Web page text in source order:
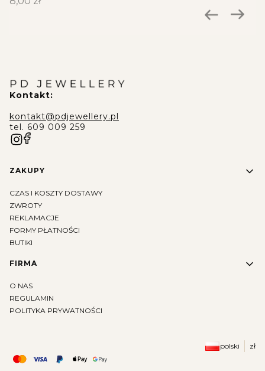
Kontakt:
kontakt@pdjewellery.pl
tel. 609 009 259
Linki w stopce
ZAKUPY
CZAS I KOSZTY DOSTAWY
ZWROTY
REKLAMACJE
FORMY PŁATNOŚCI
BUTIKI
FIRMA
O NAS
REGULAMIN
POLITYKA PRYWATNOŚCI
polski zł